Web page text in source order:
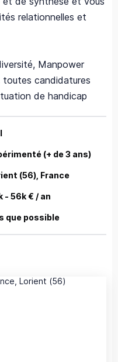
relationnelles et
Manpower
toutes candidatures
de handicap
(+ de 3 ans)
(56), France
- 56k € / an
que possible